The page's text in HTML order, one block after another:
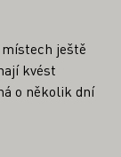
ještě
kvést
o několik dní